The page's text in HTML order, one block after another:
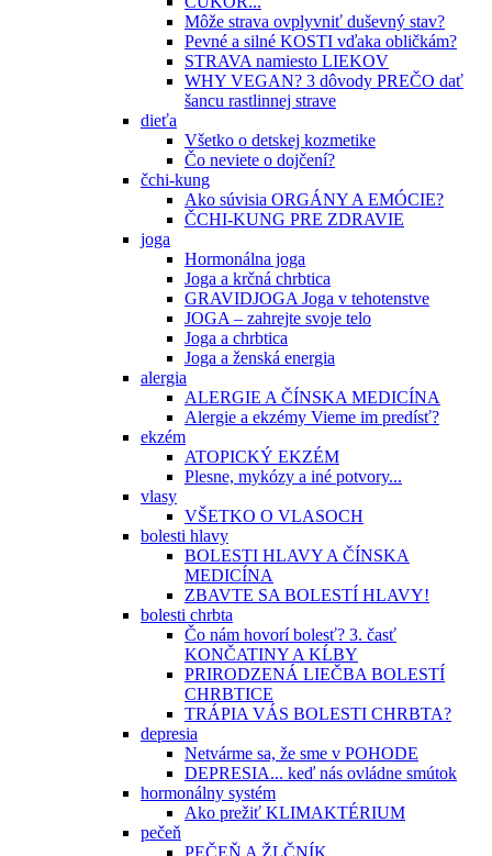
Môže strava ovplyvniť duševný stav?
Pevné a silné KOSTI vďaka obličkám?
STRAVA namiesto LIEKOV
WHY VEGAN? 3 dôvody PREČO dať
šancu rastlinnej strave
dieťa
Všetko o detskej kozmetike
Čo neviete o dojčení?
čchi-kung
Ako súvisia ORGÁNY A EMÓCIE?
ČCHI-KUNG PRE ZDRAVIE
joga
Hormonálna joga
Joga a krčná chrbtica
GRAVIDJOGA Joga v tehotenstve
JOGA – zahrejte svoje telo
Joga a chrbtica
Joga a ženská energia
alergia
ALERGIE A ČÍNSKA MEDICÍNA
Alergie a ekzémy Vieme im predísť?
ekzém
ATOPICKÝ EKZÉM
Plesne, mykózy a iné potvory...
vlasy
VŠETKO O VLASOCH
bolesti hlavy
BOLESTI HLAVY A ČÍNSKA
MEDICÍNA
ZBAVTE SA BOLESTÍ HLAVY!
bolesti chrbta
Čo nám hovorí bolesť? 3. časť
KONČATINY A KĹBY
PRIRODZENÁ LIEČBA BOLESTÍ
CHRBTICE
TRÁPIA VÁS BOLESTI CHRBTA?
depresia
Netvárme sa, že sme v POHODE
DEPRESIA... keď nás ovládne smútok
hormonálny systém
Ako prežiť KLIMAKTÉRIUM
pečeň
PEČEŇ A ŽLČNÍK